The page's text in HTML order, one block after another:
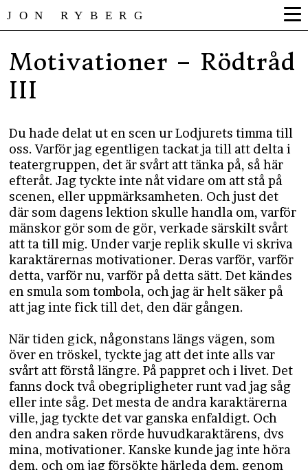
JON RYBERG
Motivationer – Rödtråd
III
Du hade delat ut en scen ur Lodjurets timma till
oss. Varför jag egentligen tackat ja till att delta i
teatergruppen, det är svårt att tänka på, så här
efteråt. Jag tyckte inte nåt vidare om att stå på
scenen, eller uppmärksamheten. Och just det
där som dagens lektion skulle handla om, varför
mänskor gör som de gör, verkade särskilt svårt
att ta till mig. Under varje replik skulle vi skriva
karaktärernas motivationer. Deras varför, varför
detta, varför nu, varför på detta sätt. Det kändes
en smula som tombola, och jag är helt säker på
att jag inte fick till det, den där gången.
När tiden gick, någonstans längs vägen, som
över en tröskel, tyckte jag att det inte alls var
svårt att förstå längre. På pappret och i livet. Det
fanns dock två obegripligheter runt vad jag såg
eller inte såg. Det mesta de andra karaktärerna
ville, jag tyckte det var ganska enfaldigt. Och
den andra saken rörde huvudkaraktärens, dvs
mina, motivationer. Kanske kunde jag inte höra
dem, och om jag försökte härleda dem, genom